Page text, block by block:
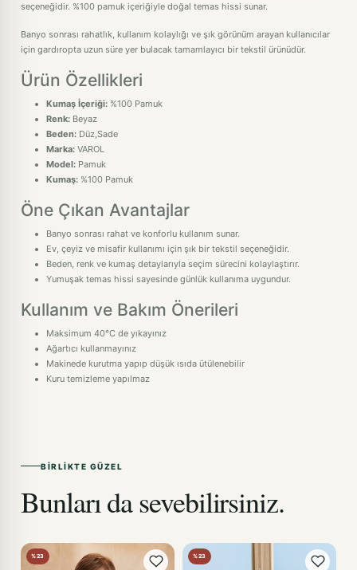
seçeneğidir. %100 pamuk içeriğiyle doğal temas hissi sunar.
Banyo sonrası rahatlık, kullanım kolaylığı ve şık görünüm arayan kullanıcılar
için gardıropta uzun süre yer bulacak tamamlayıcı bir tekstil ürünüdür.
Ürün Özellikleri
Kumaş İçeriği: %100 Pamuk
Renk: Beyaz
Beden: Düz,Sade
Marka: VAROL
Model: Pamuk
Kumaş: %100 Pamuk
Öne Çıkan Avantajlar
Banyo sonrası rahat ve konforlu kullanım sunar.
Ev, çeyiz ve misafir kullanımı için şık bir tekstil seçeneğidir.
Beden, renk ve kumaş detaylarıyla seçim sürecini kolaylaştırır.
Yumuşak temas hissi sayesinde günlük kullanıma uygundur.
Kullanım ve Bakım Önerileri
Maksimum 40°C de yıkayınız
Ağartıcı kullanmayınız
Makinede kurutma yapıp düşük ısıda ütülenebilir
Kuru temizleme yapılmaz
BIRLIKTE GÜZEL
Bunları da sevebilirsiniz.
%23 %23